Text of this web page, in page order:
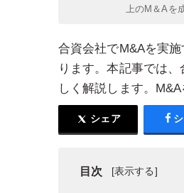
上のM＆Aを
合資会社でM&Aを実
ります。本記事では
しく解説します。
シェア
目次